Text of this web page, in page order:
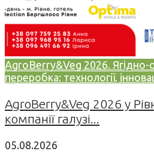
AgroBerry&Veg 2026. Ягідно-
переробка: технології,
AgroBerry&Veg 2026 у
компанії галузі...
05.08.2026